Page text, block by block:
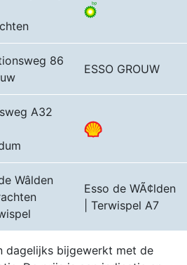
86
ESSO GROUW
A32
Wâlden
Esso de WÃ¢lden
| Terwispel A7
dagelijks bijgewerkt met de